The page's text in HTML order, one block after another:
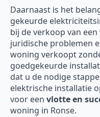
Daarnaast is het
gekeurde
bij de verkoop van
juridische problemen
woning verkoopt
goedgekeurde
dat u de nodige
elektrische installatie
voor een vlotte en
woning in Ronse.